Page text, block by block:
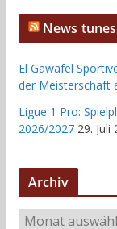
News
El Gawafel
der Meisterschaft
Ligue 1 Pro:
2026/2027 29. Juli
Archiv